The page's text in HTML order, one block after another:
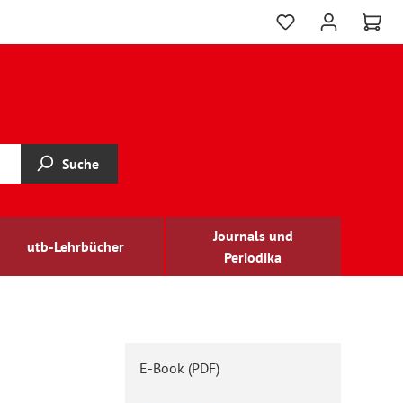
Suche
utb-Lehrbücher
Journals und
Periodika
E-Book (PDF)